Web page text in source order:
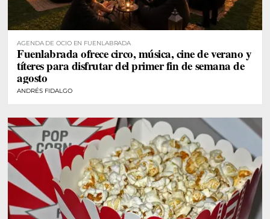
AGENDA DE OCIO EN FUENLABRADA
Fuenlabrada ofrece circo, música, cine de verano y
títeres para disfrutar del primer fin de semana de
agosto
ANDRÉS FIDALGO